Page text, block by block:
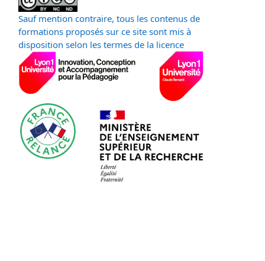
Sauf mention contraire, tous les contenus de
formations proposés sur ce site sont mis à
disposition selon les termes de la licence